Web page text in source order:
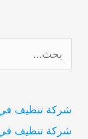
ل
ح
ث
شركة تنظيف في
شركة تنظيف